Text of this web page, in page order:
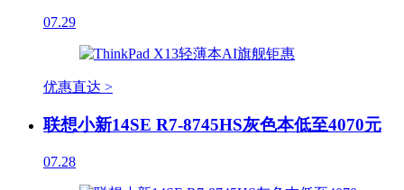
07.29
优惠直达 >
联想小新14SE R7-8745HS灰色本低至4070元
07.28